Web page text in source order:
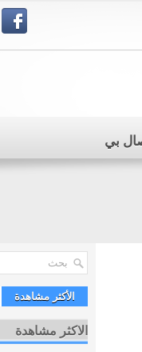
بي
الأكثر مشاهدة
الاكثر مشاهدة